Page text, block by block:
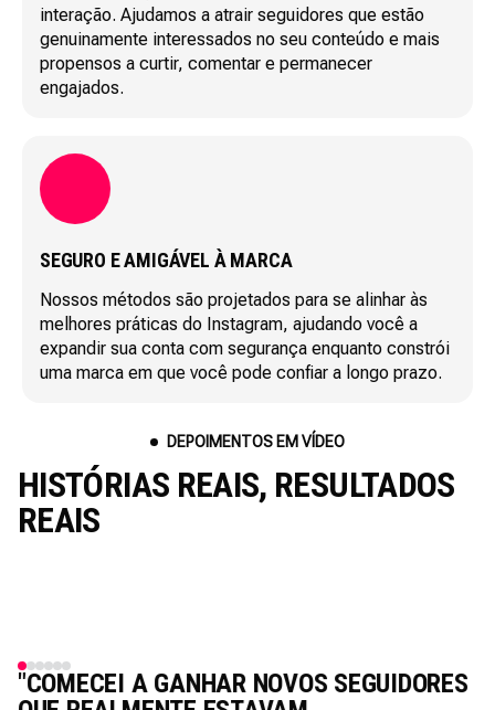
interação. Ajudamos a atrair seguidores que estão
genuinamente interessados no seu conteúdo e mais
propensos a curtir, comentar e permanecer
engajados.
SEGURO E AMIGÁVEL À MARCA
Nossos métodos são projetados para se alinhar às
melhores práticas do Instagram, ajudando você a
expandir sua conta com segurança enquanto constrói
uma marca em que você pode confiar a longo prazo.
DEPOIMENTOS EM VÍDEO
HISTÓRIAS REAIS, RESULTADOS
REAIS
"COMECEI A GANHAR NOVOS SEGUIDORES